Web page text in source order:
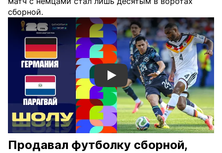
сборной.
Смотреть видео YouTube
Продавал футболку сборной,